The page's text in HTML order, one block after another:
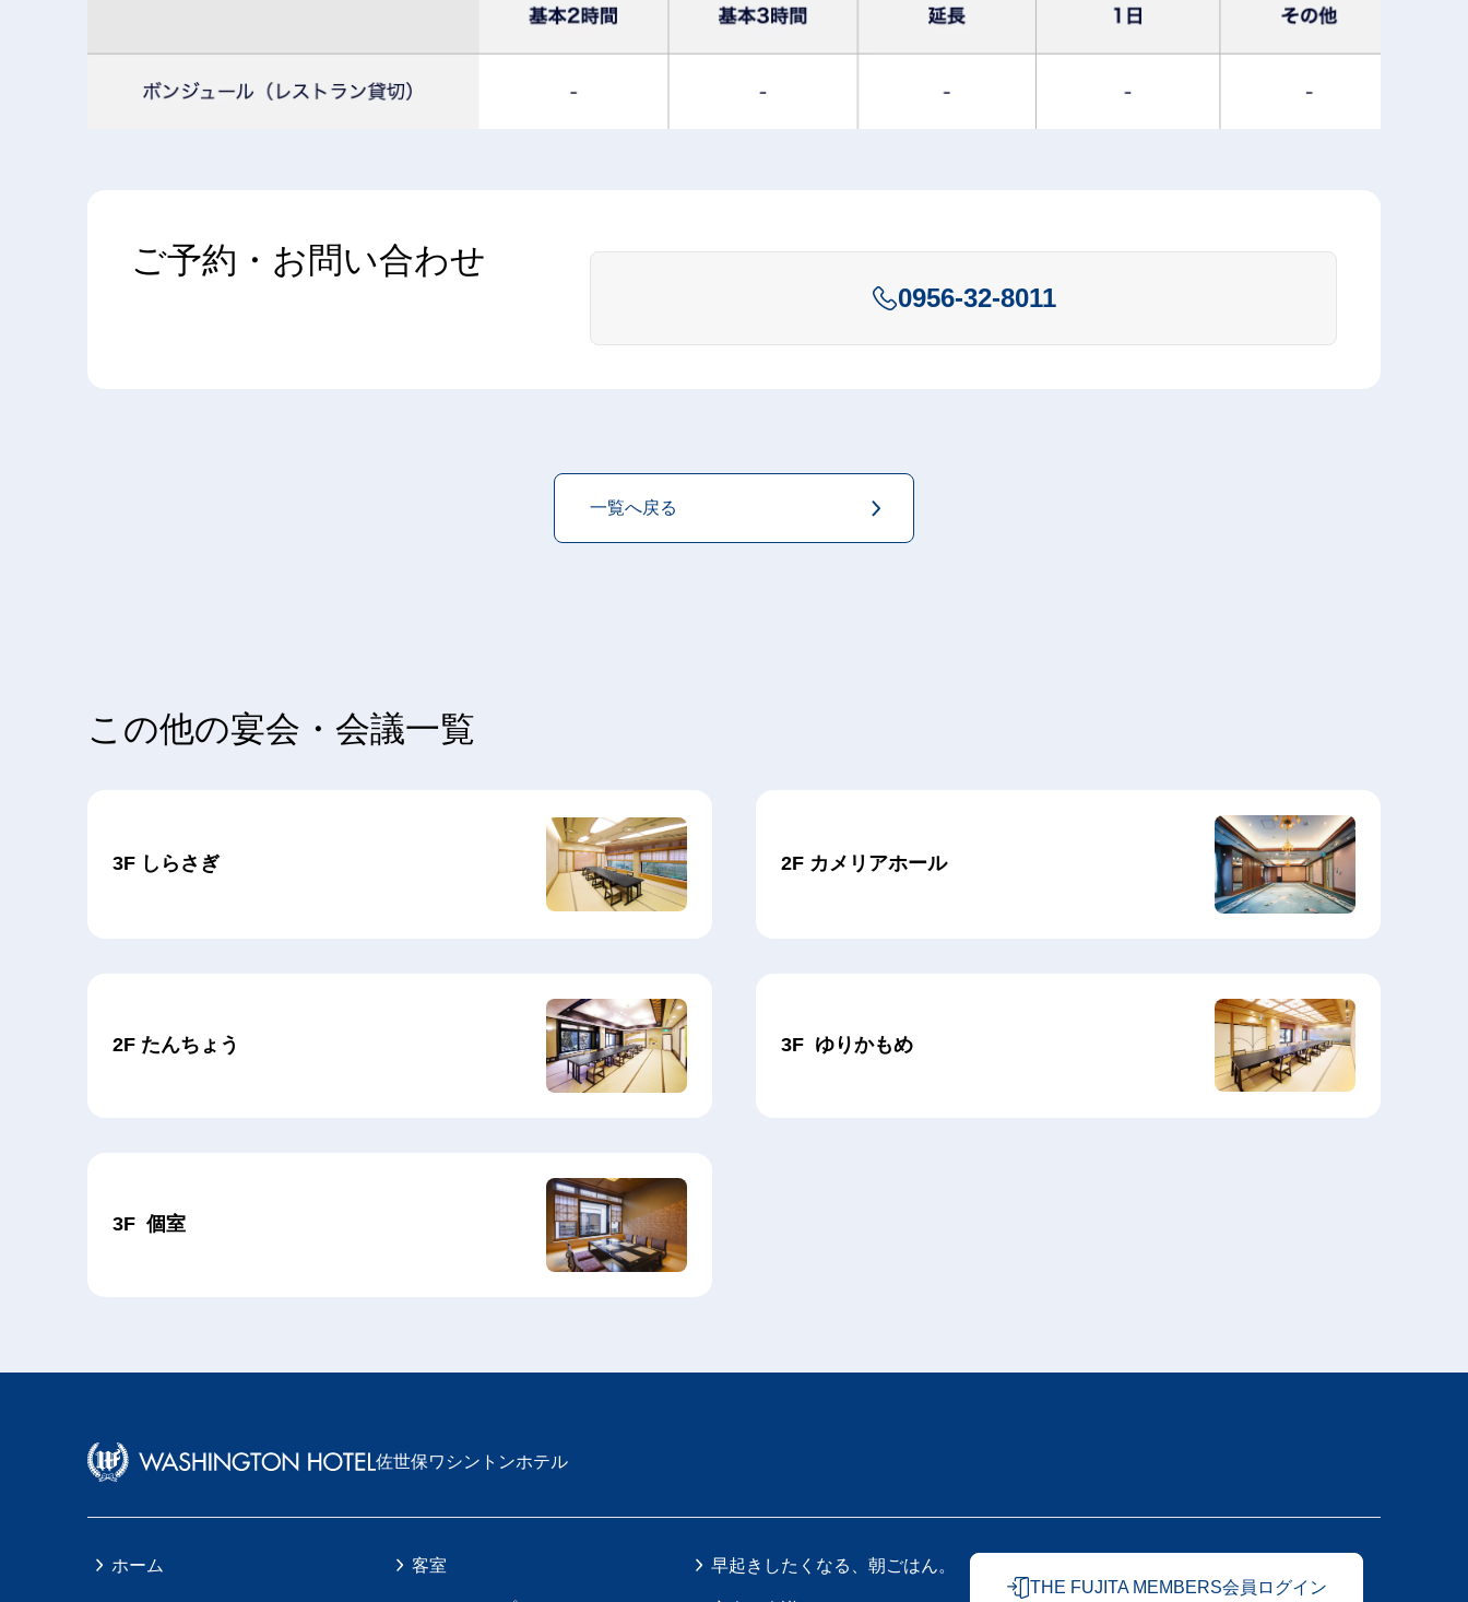
ご予約・お問い合わせ
0956-32-8011
一覧へ戻る
この他の宴会・会議一覧
3F しらさぎ 2F カメリアホール
2F たんちょう 3F ゆりかもめ
3F 個室
佐世保ワシントンホテル
ホーム 客室 早起きしたくなる、朝ごはん。
THE FUJITA MEMBERS会員ログイン